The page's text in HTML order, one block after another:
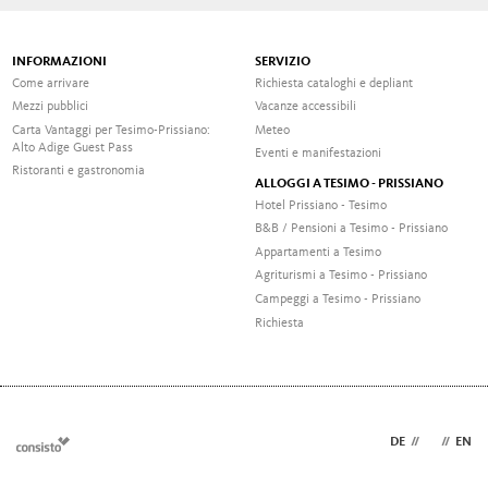
INFORMAZIONI
Come arrivare
Mezzi pubblici
Carta Vantaggi per Tesimo-Prissiano:
Alto Adige Guest Pass
Ristoranti e gastronomia
SERVIZIO
Richiesta cataloghi e depliant
Vacanze accessibili
Meteo
Eventi e manifestazioni
ALLOGGI A TESIMO - PRISSIANO
Hotel Prissiano - Tesimo
B&B / Pensioni a Tesimo - Prissiano
Appartamenti a Tesimo
Agriturismi a Tesimo - Prissiano
Campeggi a Tesimo - Prissiano
Richiesta
DE // // EN